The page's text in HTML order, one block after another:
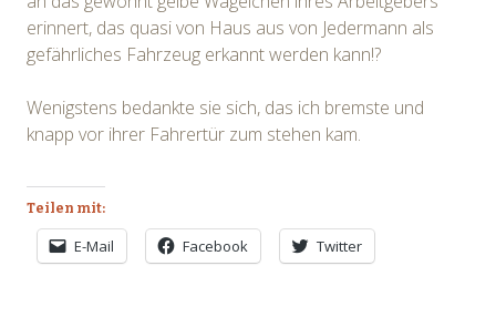
erinnert, das quasi von Haus aus von Jedermann als
gefährliches Fahrzeug erkannt werden kann!?
Wenigstens bedankte sie sich, das ich bremste und
knapp vor ihrer Fahrertür zum stehen kam.
Teilen mit:
E-Mail Facebook Twitter